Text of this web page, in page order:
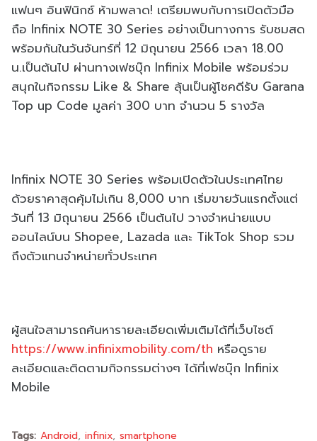
แฟนๆ อินฟินิกซ์ ห้ามพลาด! เตรียมพบกับการเปิดตัวมือ
ถือ Infinix NOTE 30 Series อย่างเป็นทางการ รับชมสด
พร้อมกันในวันจันทร์ที่ 12 มิถุนายน 2566 เวลา 18.00
น.เป็นต้นไป ผ่านทางเฟซบุ๊ก Infinix Mobile พร้อมร่วม
สนุกในกิจกรรม Like & Share ลุ้นเป็นผู้โชคดีรับ Garana
Top up Code มูลค่า 300 บาท จำนวน 5 รางวัล
Infinix NOTE 30 Series พร้อมเปิดตัวในประเทศไทย
ด้วยราคาสุดคุ้มไม่เกิน 8,000 บาท เริ่มขายวันแรกตั้งแต่
วันที่ 13 มิถุนายน 2566 เป็นต้นไป วางจำหน่ายแบบ
ออนไลน์บน Shopee, Lazada และ TikTok Shop รวม
ถึงตัวแทนจำหน่ายทั่วประเทศ
ผู้สนใจสามารถค้นหารายละเอียดเพิ่มเติมได้ที่เว็บไซต์
https://www.infinixmobility.com/th หรือดูราย
ละเอียดและติดตามกิจกรรมต่างๆ ได้ที่เฟซบุ๊ก Infinix
Mobile
Tags: Android infinix smartphone